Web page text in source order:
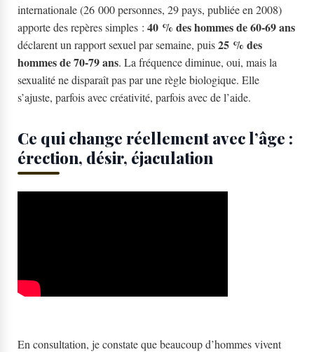
internationale (26 000 personnes, 29 pays, publiée en 2008)
apporte des repères simples : 40 % des hommes de 60-69 ans
déclarent un rapport sexuel par semaine, puis25 % des
hommes de 70-79 ans. La fréquence diminue, oui, mais la
sexualité ne disparaît pas par une règle biologique. Elle
s’ajuste, parfois avec créativité, parfois avec de l’aide.
Ce qui change réellement avec l’âge :
érection, désir, éjaculation
En consultation, je constate que beaucoup d’hommes vivent